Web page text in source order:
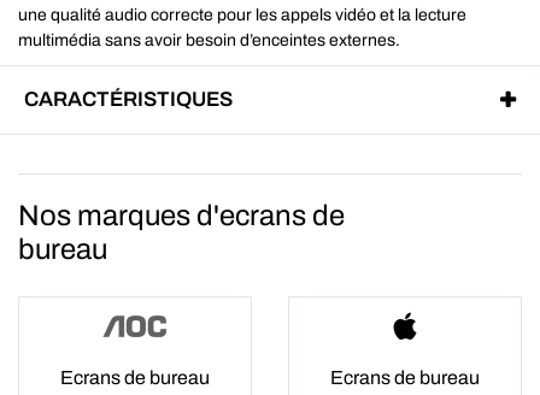
une qualité audio correcte pour les appels vidéo et la lecture
multimédia sans avoir besoin d’enceintes externes.
CARACTÉRISTIQUES
Nos marques d'ecrans de
bureau
Ecrans de bureau
Ecrans de bureau